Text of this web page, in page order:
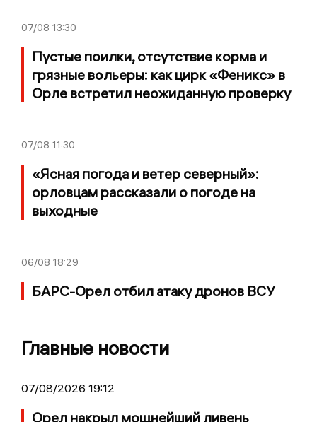
07/08 13:30
Пустые поилки, отсутствие корма и
грязные вольеры: как цирк «Феникс» в
Орле встретил неожиданную проверку
07/08 11:30
«Ясная погода и ветер северный»:
орловцам рассказали о погоде на
выходные
06/08 18:29
БАРС-Орел отбил атаку дронов ВСУ
Главные новости
07/08/2026 19:12
Орел накрыл мощнейший ливень